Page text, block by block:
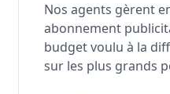
Nos agents gèrent
abonnement
budget voulu à la
sur les plus grands